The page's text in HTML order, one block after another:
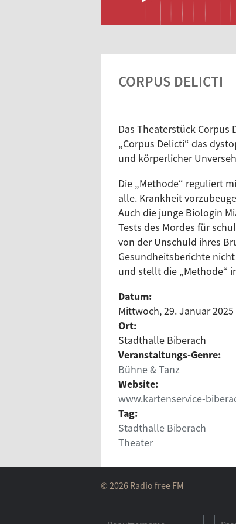
CORPUS DELICTI
Das Theaterstück
„Corpus Delicti“ das
und körperlicher
Die „Methode“ reguliert
alle. Krankheit
Auch die junge Biologin
Tests des Mordes für
von der Unschuld ihres
Gesundheitsberichte
und stellt die „Methode“
Datum:
Mittwoch, 29. Januar 2025
Ort:
Stadthalle Biberach
Veranstaltungs-Genre:
Bühne & Tanz
Website:
www.kartenservice-
Tag:
Stadthalle Biberach
Theater
© 2026 Radio free FM